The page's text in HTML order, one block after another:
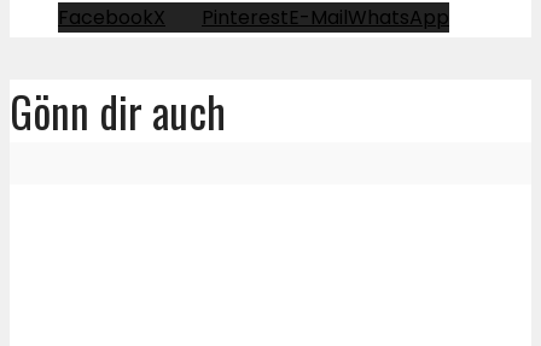
FacebookX PinterestE-MailWhatsApp
Gönn dir auch